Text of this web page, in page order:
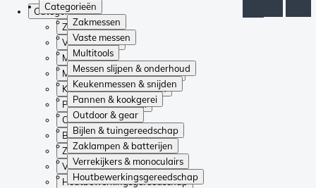
Categorieën
Zakmessen
Vaste messen
Multitools
Messen slijpen & onderhoud
Keukenmessen & snijden
Pannen & kookgerei
Outdoor & gear
Bijlen & tuingereedschap
Zaklampen & batterijen
Verrekijkers & monoculairs
Houtbewerkingsgereedschap
Categorieën
Zakmessen
Vaste messen
Multitools
Messen slijpen & onderhoud
Keukenmessen & snijden
Pannen & kookgerei
Outdoor & gear
Bijlen & tuingereedschap
Zaklampen & batterijen
Verrekijkers & monoculairs
Houtbewerkingsgereedschap